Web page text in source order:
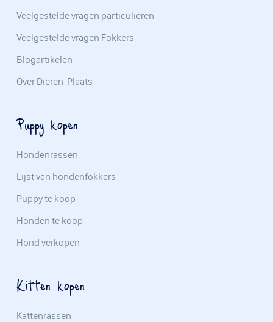
Veelgestelde vragen particulieren
Veelgestelde vragen Fokkers
Blogartikelen
Over Dieren-Plaats
Puppy kopen
Hondenrassen
Lijst van hondenfokkers
Puppy te koop
Honden te koop
Hond verkopen
Kitten kopen
Kattenrassen